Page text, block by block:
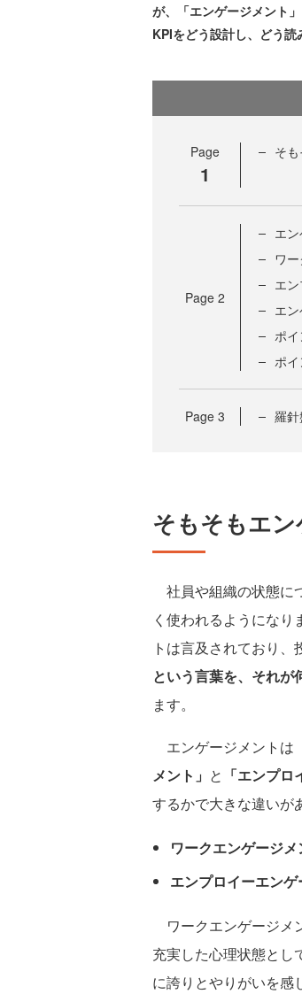
が、「エンゲージメント
KPIをどう設計し、どう読
Page
1
そ
Page 2
エ
ワ
エ
エ
ポ
ポ
Page 3 羅
そもそもエ
社員や組織の状態に
く使われるようにな
トは言及されており、
という言葉を、それが
ます。
エンゲージメントは
メント」 と 「エンプロ
するかで大きな違いが
ワークエンゲージメ
エンプロイーエンゲ
ワークエンゲージメ
充実した心理状態とし
に誇りとやりがいを感